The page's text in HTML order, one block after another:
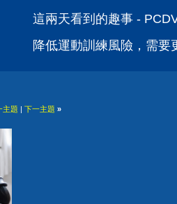
這兩天看到的趣事 -
降低運動訓練風險，需要
主題 | 下一主題 »